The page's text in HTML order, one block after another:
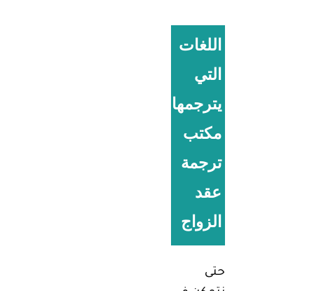
اللغات
التي
يترجمها
مكتب
ترجمة
عقد
الزواج
حتى